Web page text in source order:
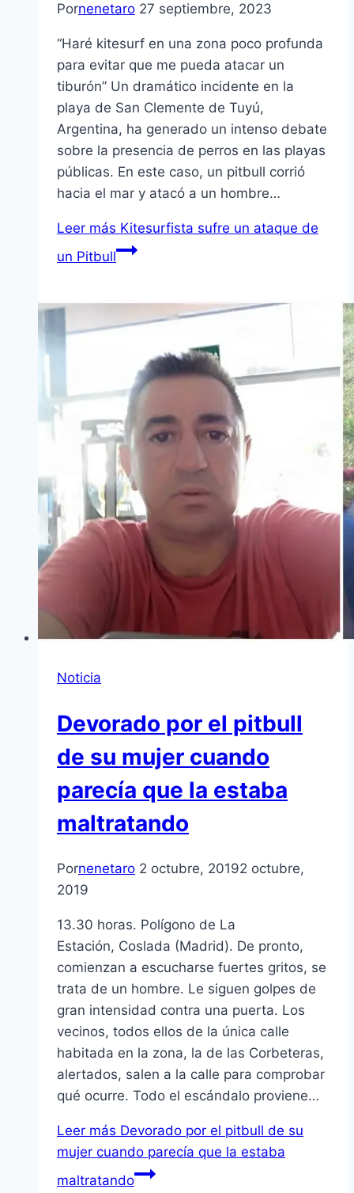
Pornenetaro 27 septiembre, 2023
“Haré kitesurf en una zona poco profunda
para evitar que me pueda atacar un
tiburón” Un dramático incidente en la
playa de San Clemente de Tuyú,
Argentina, ha generado un intenso debate
sobre la presencia de perros en las playas
públicas. En este caso, un pitbull corrió
hacia el mar y atacó a un hombre…
Leer más Kitesurfista sufre un ataque de
un Pitbull
Noticia
Devorado por el pitbull
de su mujer cuando
parecía que la estaba
maltratando
Pornenetaro 2 octubre, 20192 octubre,
2019
13.30 horas. Polígono de La
Estación, Coslada (Madrid). De pronto,
comienzan a escucharse fuertes gritos, se
trata de un hombre. Le siguen golpes de
gran intensidad contra una puerta. Los
vecinos, todos ellos de la única calle
habitada en la zona, la de las Corbeteras,
alertados, salen a la calle para comprobar
qué ocurre. Todo el escándalo proviene…
Leer más Devorado por el pitbull de su
mujer cuando parecía que la estaba
maltratando